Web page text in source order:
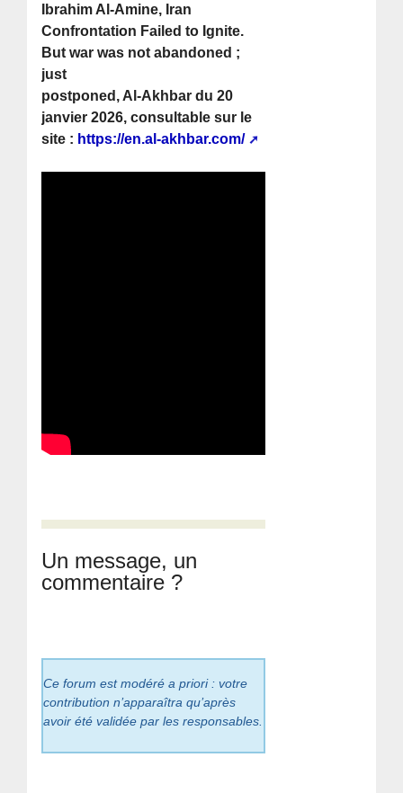
Ibrahim Al-Amine, Iran
Confrontation Failed to Ignite.
But war was not abandoned ;
just
postponed, Al-Akhbar du 20
janvier 2026, consultable sur le
site : https://en.al-akhbar.com/
Un message, un
commentaire ?
Ce forum est modéré a priori : votre
contribution n’apparaîtra qu’après
avoir été validée par les responsables.